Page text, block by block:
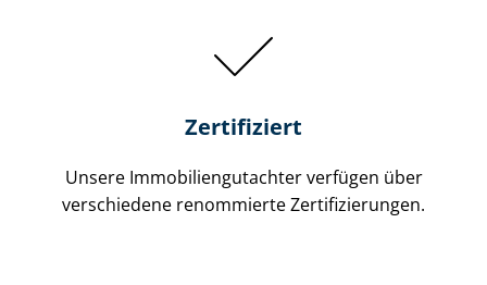
Zertifiziert
Unsere Immobilien­gutachter verfügen über
verschiedene renommierte Zer­ti­fi­zie­run­gen.